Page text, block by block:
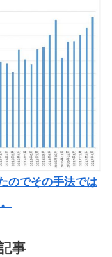
のでその手法では
事